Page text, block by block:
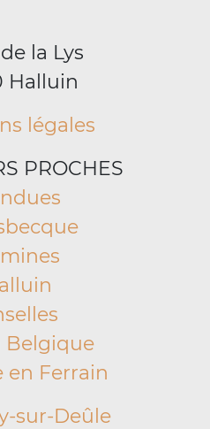
la Lys
Halluin
légales
PROCHES
Belgique
en Ferrain
sur-Deûle